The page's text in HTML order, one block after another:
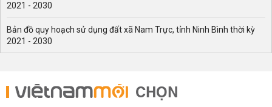
2021 - 2030
Bản đồ quy hoạch sử dụng đất xã Nam Trực, tỉnh Ninh Bình thời kỳ
2021 - 2030
CHỌN